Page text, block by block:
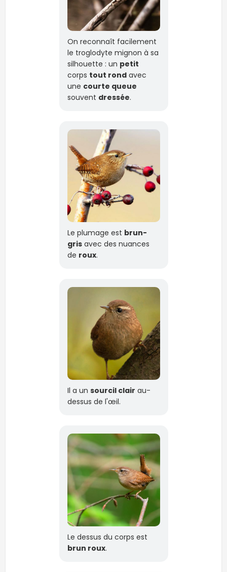
On reconnaît facilement
le troglodyte mignon à sa
silhouette : un petit
corps tout rondavec
une courte queue
souvent dressée.
Le plumage est brun-
grisavec des nuances
de roux.
Il a un sourcil clair au-
dessus de l'œil.
Le dessus du corps est
brun roux.